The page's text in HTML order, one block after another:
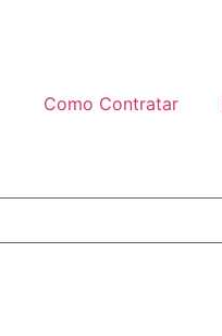
Como Contratar